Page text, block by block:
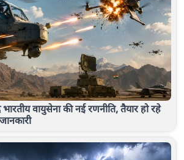
वायुसेना की नई रणनीति, तैयार हो रहे